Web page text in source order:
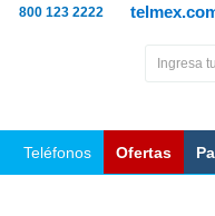
800 123 2222
Teléfonos Ofertas